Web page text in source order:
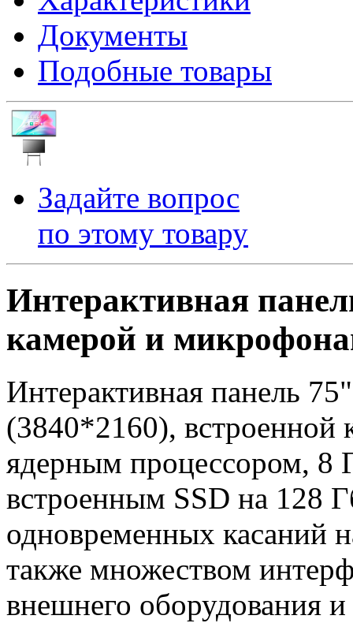
Документы
Подобные товары
Задайте вопрос
по этому товару
Интерактивная
камерой и
Интерактивная панель
(3840*2160),
ядерным процессором, 8
встроенным SSD на 128
одновременных касаний
также множеством
внешнего оборудования